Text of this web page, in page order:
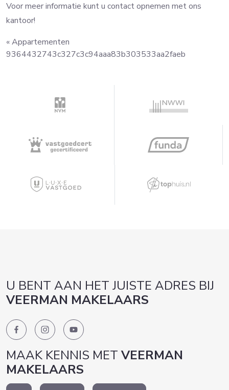
Voor meer informatie kunt u contact opnemen met ons
kantoor!
«Appartementen
9364432743c327c3c94aaa83b303533aa2faeb
U BENT AAN HET JUISTE ADRES BIJ
VEERMAN MAKELAARS
MAAK KENNIS MET VEERMAN
MAKELAARS